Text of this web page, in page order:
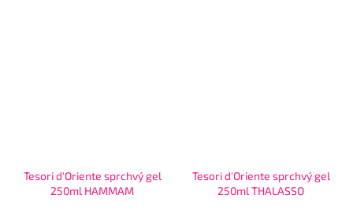
Tesori d'Oriente sprchvý gel
250ml HAMMAM
Tesori d'Oriente sprchvý gel
250ml THALASSO